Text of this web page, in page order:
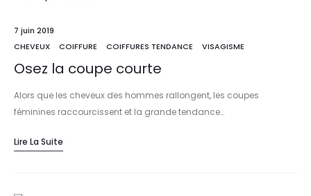
7 juin 2019
CHEVEUX
COIFFURE COIFFURES TENDANCE VISAGISME
Osez la coupe courte
Alors que les cheveux des hommes rallongent, les coupes
féminines raccourcissent et la grande tendance…
Lire La Suite